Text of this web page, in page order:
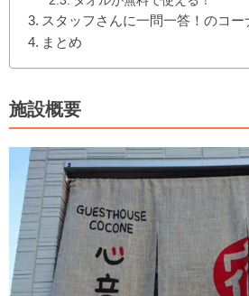
スタッフさんに一問一答！のコー
まとめ
施設概要